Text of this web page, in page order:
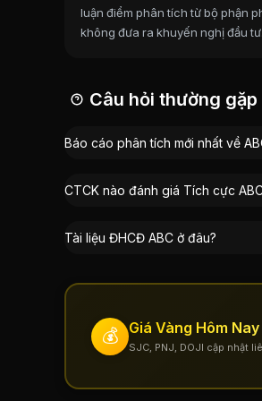
Vũ Hoàng Việt: 3,92%
Nguyễn Mạnh Hùng:
luận điểm phân tích từ bộ phận
không đưa ra khuyến nghị đầu tư.
Câu hỏi thường
Báo cáo phân tích mới nhất về
CTCK nào đánh giá Tích cực
Tài liệu ĐHCĐ ABC ở đâu?
💰 Giá Vàng Hôm Nay
SJC, PNJ, DOJI cập nhật